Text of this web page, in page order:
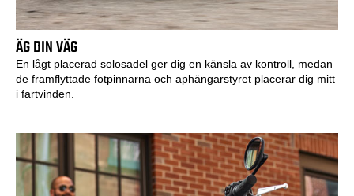
ÄG DIN VÄG
En lågt placerad solosadel ger dig en känsla av kontroll, medan
de framflyttade fotpinnarna och aphängarstyret placerar dig mitt
i fartvinden.